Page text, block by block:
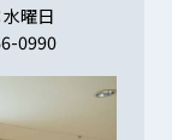
水曜日
0990